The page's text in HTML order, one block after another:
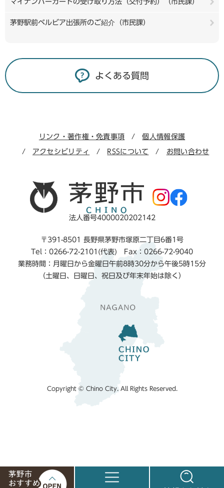
マイナンバーカードの受け取り方法（交付予約）（市民課）
茅野駅前ベルビア出張所のご紹介（市民課）
よくある質問
リンク・著作権・免責事項 個人情報保護
アクセシビリティ RSSについて お問い合わせ
法人番号4000020202142
〒391-8501 長野県茅野市塚原二丁目6番1号
Tel：0266-72-2101(代表) Fax：0266-72-9040
業務時間：月曜日から金曜日午前8時30分から午後5時15分
（土曜日、日曜日、祝日及び年末年始は除く）
Copyright © Chino City. All Rights Reserved.